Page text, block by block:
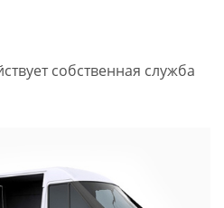
собственная служба